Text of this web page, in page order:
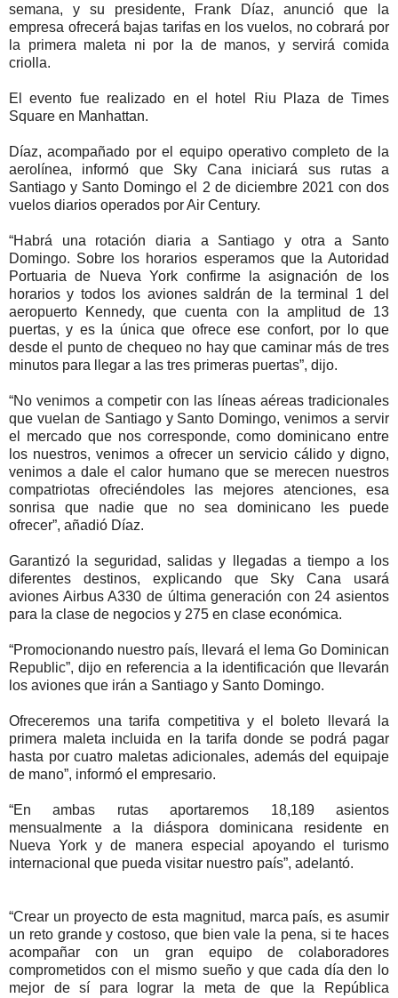
semana, y su presidente, Frank Díaz, anunció que la
empresa ofrecerá bajas tarifas en los vuelos, no cobrará por
la primera maleta ni por la de manos, y servirá comida
criolla.
El evento fue realizado en el hotel Riu Plaza de Times
Square en Manhattan.
Díaz, acompañado por el equipo operativo completo de la
aerolínea, informó que Sky Cana iniciará sus rutas a
Santiago y Santo Domingo el 2 de diciembre 2021 con dos
vuelos diarios operados por Air Century.
“Habrá una rotación diaria a Santiago y otra a Santo
Domingo. Sobre los horarios esperamos que la Autoridad
Portuaria de Nueva York confirme la asignación de los
horarios y todos los aviones saldrán de la terminal 1 del
aeropuerto Kennedy, que cuenta con la amplitud de 13
puertas, y es la única que ofrece ese confort, por lo que
desde el punto de chequeo no hay que caminar más de tres
minutos para llegar a las tres primeras puertas”, dijo.
“No venimos a competir con las líneas aéreas tradicionales
que vuelan de Santiago y Santo Domingo, venimos a servir
el mercado que nos corresponde, como dominicano entre
los nuestros, venimos a ofrecer un servicio cálido y digno,
venimos a dale el calor humano que se merecen nuestros
compatriotas ofreciéndoles las mejores atenciones, esa
sonrisa que nadie que no sea dominicano les puede
ofrecer”, añadió Díaz.
Garantizó la seguridad, salidas y llegadas a tiempo a los
diferentes destinos, explicando que Sky Cana usará
aviones Airbus A330 de última generación con 24 asientos
para la clase de negocios y 275 en clase económica.
“Promocionando nuestro país, llevará el lema Go Dominican
Republic”, dijo en referencia a la identificación que llevarán
los aviones que irán a Santiago y Santo Domingo.
Ofreceremos una tarifa competitiva y el boleto llevará la
primera maleta incluida en la tarifa donde se podrá pagar
hasta por cuatro maletas adicionales, además del equipaje
de mano”, informó el empresario.
“En ambas rutas aportaremos 18,189 asientos
mensualmente a la diáspora dominicana residente en
Nueva York y de manera especial apoyando el turismo
internacional que pueda visitar nuestro país”, adelantó.
“Crear un proyecto de esta magnitud, marca país, es asumir
un reto grande y costoso, que bien vale la pena, si te haces
acompañar con un gran equipo de colaboradores
comprometidos con el mismo sueño y que cada día den lo
mejor de sí para lograr la meta de que la República